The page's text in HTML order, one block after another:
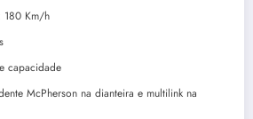
180 Km/h
capacidade
McPherson na dianteira e multilink na